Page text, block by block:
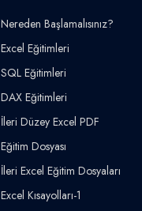
Nereden Başlamalısınız?
Excel Eğitimleri
SQL Eğitimleri
DAX Eğitimleri
İleri Düzey Excel PDF
Eğitim Dosyası
İleri Excel Eğitim Dosyaları
Excel Kısayolları-1